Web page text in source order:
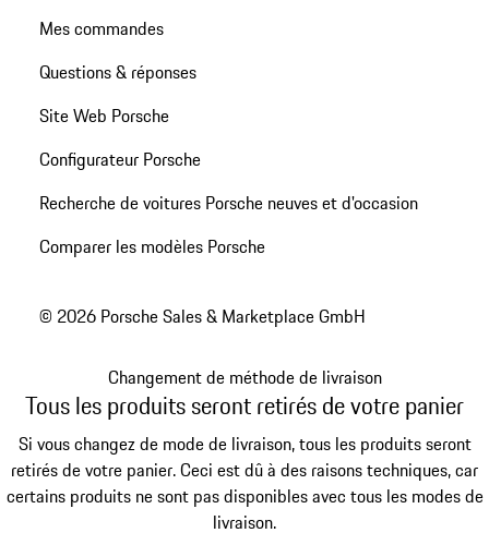
Mes commandes
Questions & réponses
Site Web Porsche
Configurateur Porsche
Recherche de voitures Porsche neuves et d'occasion
Comparer les modèles Porsche
© 2026 Porsche Sales & Marketplace GmbH
Changement de méthode de livraison
Tous les produits seront retirés de votre panier
Si vous changez de mode de livraison, tous les produits seront
retirés de votre panier. Ceci est dû à des raisons techniques, car
certains produits ne sont pas disponibles avec tous les modes de
livraison.